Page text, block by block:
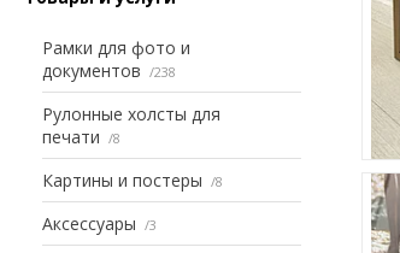
Рамки для фото и
документов
238
Рулонные холсты для
печати
8
Картины и постеры 8
Аксессуары 3